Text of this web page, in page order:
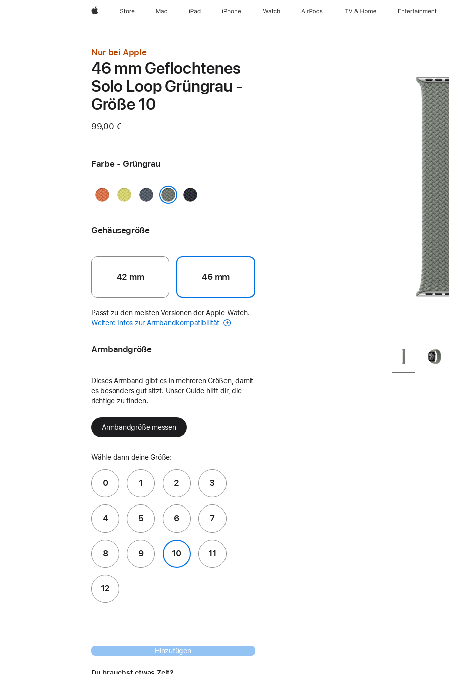
Apple Store Mac iPad iPhone Watch AirPods TV & Home Entertainment
Nur bei Apple
46 mm Geflochtenes
Solo Loop Grüngrau -
Größe 10
99,00 €
Farbe - Grüngrau
KurkumaNeongelbMaritimblau Mitternacht
Gehäusegröße
42 mm 46 mm
Passt zu den meisten Versionen der Apple Watch.
Weitere Infos zur Armbandkompatibilität
Armbandgröße
Dieses Armband gibt es in mehreren Größen, damit
es besonders gut sitzt. Unser Guide hilft dir, die
richtige zu finden.
Armbandgröße messen
Wähle dann deine Größe:
0 1 2 3
4 5 6 7
8 9 10 11
12
Hinzufügen